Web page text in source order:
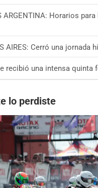
ARGENTINA: Horarios
AIRES: Cerró una jornada
recibió una intensa quinta
lo perdiste